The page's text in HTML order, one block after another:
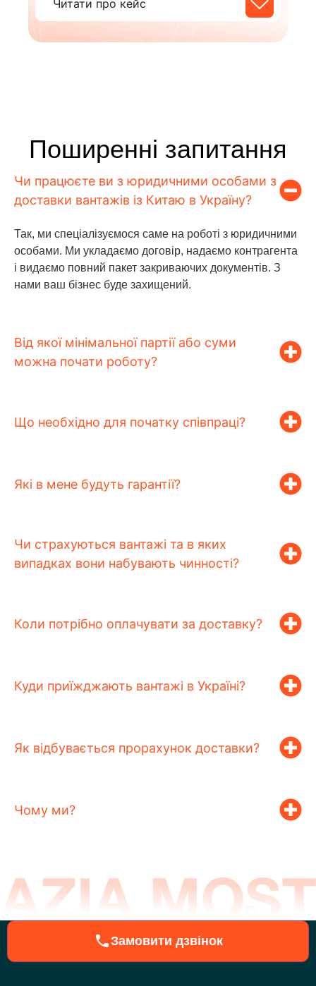
Читати про кейс
Поширенні запитання
Чи працюєте ви з юридичними особами з
доставки вантажів із Китаю в Україну?
Так, ми спеціалізуємося саме на роботі з юридичними
особами. Ми укладаємо договір, надаємо контрагента
і видаємо повний пакет закриваючих документів. З
нами ваш бізнес буде захищений.
Від якої мінімальної партії або суми
можна почати роботу?
Що необхідно для початку співпраці?
Які в мене будуть гарантії?
Чи страхуються вантажі та в яких
випадках вони набувають чинності?
Коли потрібно оплачувати за доставку?
Куди приїжджають вантажі в Україні?
Як відбувається прорахунок доставки?
Чому ми?
Замовити дзвінок